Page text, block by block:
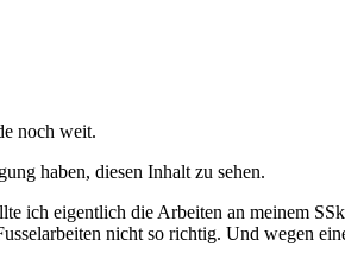
noch weit.
haben, diesen Inhalt zu sehen.
ich eigentlich die Arbeiten an meinem
nicht so richtig. Und wegen